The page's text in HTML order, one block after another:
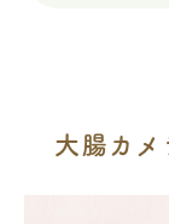
大腸カメ